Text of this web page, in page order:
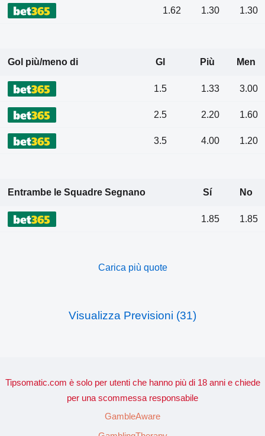
1.62 1.30 1.30
Gol più/meno di Gl Più Men
1.5 1.33 3.00
2.5 2.20 1.60
3.5 4.00 1.20
Entrambe le Squadre Segnano Sí No
1.85 1.85
Carica più quote
Visualizza Previsioni (31)
Tipsomatic.com è solo per utenti che hanno più di 18 anni e chiede
per una scommessa responsabile
GambleAware